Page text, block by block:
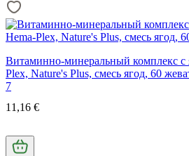
Витаминно-минеральный комплекс с
Plex, Nature's Plus, смесь ягод, 60
7
11,16 €